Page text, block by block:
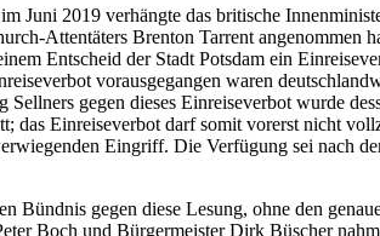
Juni 2019 verhängte das britische
Attentäters Brenton Tarrent angenommen
Entscheid der Stadt Potsdam ein
vorausgegangen waren
gegen dieses Einreiseverbot wurde
das Einreiseverbot darf somit vorerst nicht
Eingriff. Die Verfügung sei nach
gegen diese Lesung, ohne den
Boch und Bürgermeister Dirk Büscher